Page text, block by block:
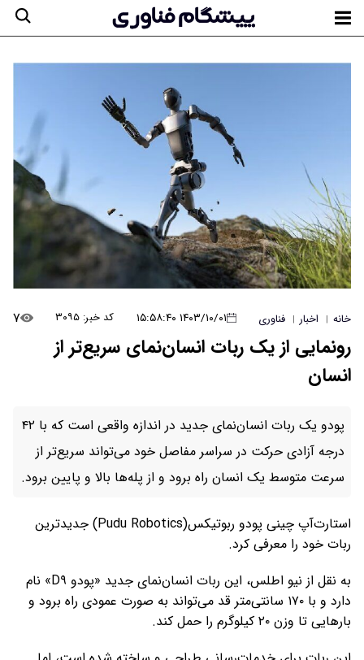
خانه | اخبار | فناوری ۱۴۰۳/۱۰/۰۱ ۱۵:۵۸:۴۰ کد خبر: ۳۰۹۵ ۷
رونمایی از یک ربات انسان‌نمای سریع‌تر از
انسان
پودو یک ربات انسان‌نمای جدید در اندازه واقعی است که با ۴۲
درجه آزادی حرکت در سراسر مفاصل خود می‌تواند سریع‌تر از
سرعت متوسط ​​یک انسان راه برود و از پله‌ها بالا و پایین برود.
استارت‌آپ چینی پودو ربوتیکس(Pudu Robotics) جدیدترین
ربات خود را معرفی کرد.
به نقل از نیو اطلس، این ربات انسان‌نمای جدید «پودو D۹» نام
دارد و با ۱۷۰ سانتی‌متر قد می‌تواند به صورت عمودی راه برود و
بارهایی تا وزن ۲۰ کیلوگرم را حمل کند.